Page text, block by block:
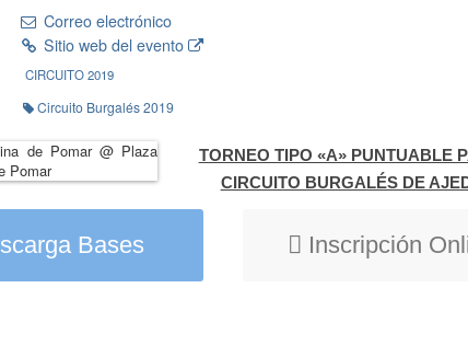
Correo electrónico
Sitio web del evento
CIRCUITO 2019
Circuito Burgalés 2019
TORNEO TIPO «A» PUNTUABLE
CIRCUITO BURGALÉS DE
Bases Inscripción